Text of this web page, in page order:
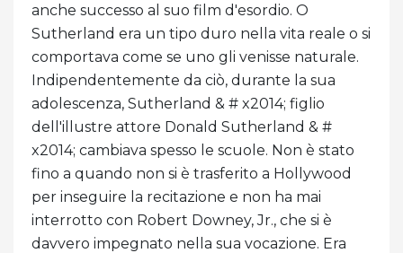
anche successo al suo film d'esordio. O
Sutherland era un tipo duro nella vita reale o si
comportava come se uno gli venisse naturale.
Indipendentemente da ciò, durante la sua
adolescenza, Sutherland & # x2014; figlio
dell'illustre attore Donald Sutherland & #
x2014; cambiava spesso le scuole. Non è stato
fino a quando non si è trasferito a Hollywood
per inseguire la recitazione e non ha mai
interrotto con Robert Downey, Jr., che si è
davvero impegnato nella sua vocazione. Era